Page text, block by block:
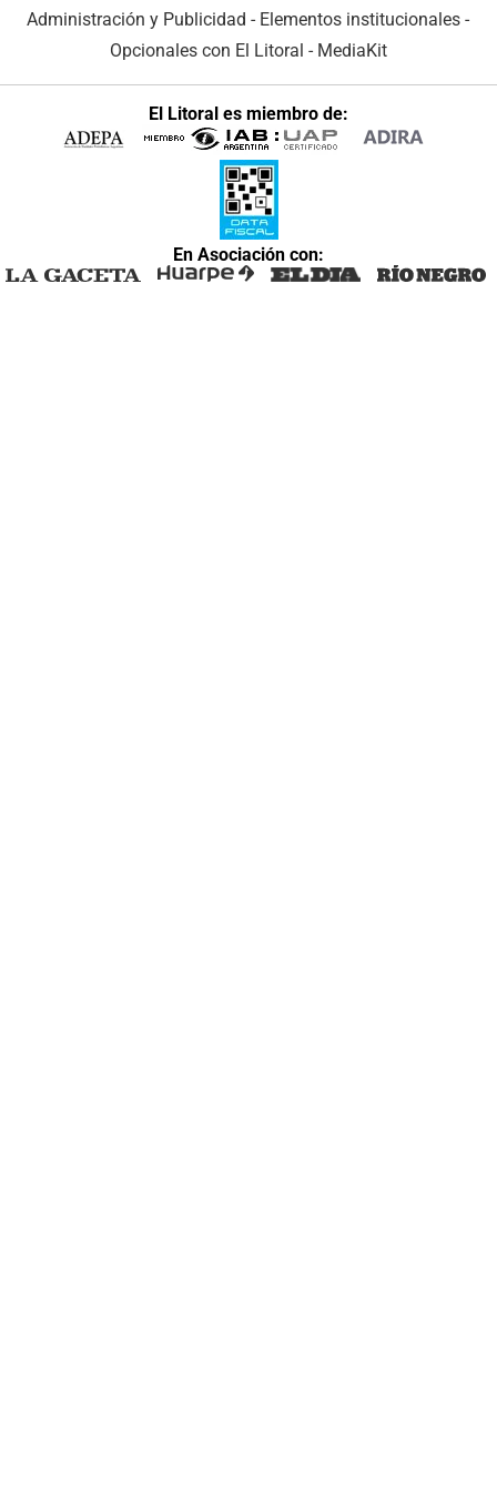
Administración y Publicidad - Elementos institucionales -
Opcionales con El Litoral - MediaKit
El Litoral es miembro de:
En Asociación con: